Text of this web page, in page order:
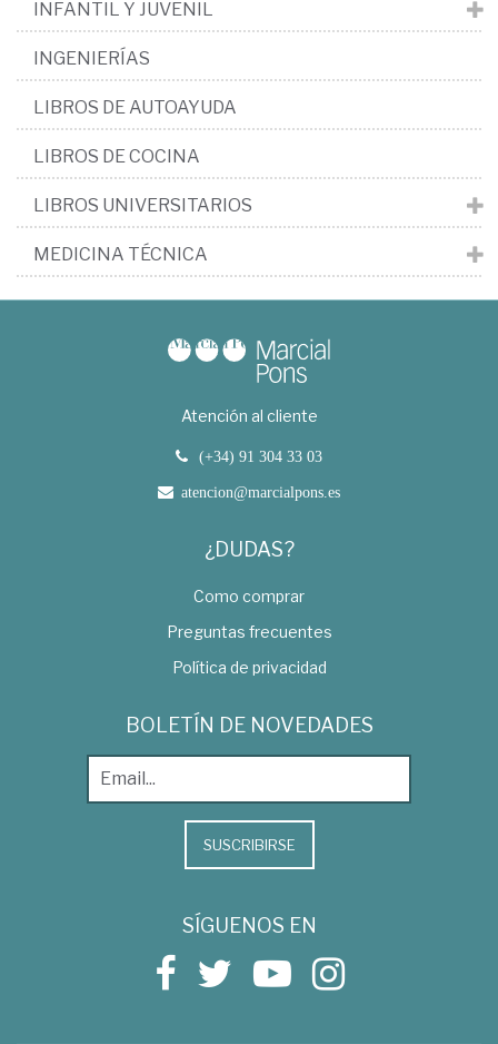
INFANTIL Y JUVENIL
INGENIERÍAS
LIBROS DE AUTOAYUDA
LIBROS DE COCINA
LIBROS UNIVERSITARIOS
MEDICINA TÉCNICA
Atención al cliente
(+34) 91 304 33 03
atencion@marcialpons.es
¿DUDAS?
Como comprar
Preguntas frecuentes
Política de privacidad
BOLETÍN DE NOVEDADES
SUSCRIBIRSE
SÍGUENOS EN